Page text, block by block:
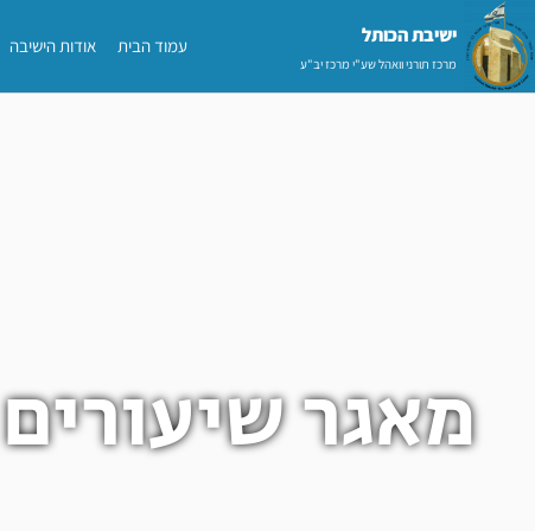
דילוג
לתוכן
ישיבת הכותל​
מרכז תורני וואהל שע"י מרכז יב"ע
עמוד הבית אודות הישיבה
מאגר שיעורים